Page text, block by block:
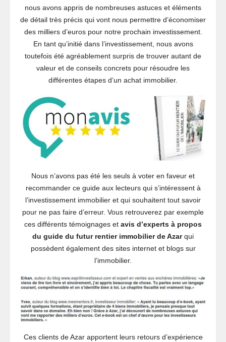
nous avons appris de nombreuses astuces et éléments
de détail très précis qui vont nous permettre d’économiser
des milliers d’euros pour notre prochain investissement.
En tant qu’initié dans l’investissement, nous avons
toutefois été agréablement surpris de trouver autant de
valeur et de conseils concrets pour résoudre les
différentes étapes d’un achat immobilier.
Nous n’avons pas été les seuls à voter en faveur et
recommander ce guide aux lecteurs qui s’intéressent à
l’investissement immobilier et qui souhaitent tout savoir
pour ne pas faire d’erreur. Vous retrouverez par exemple
ces différents témoignages et avis d’experts à propos
du guide du futur rentier immobilier de Azarqui
possèdent également des sites internet et blogs sur
l’immobilier.
Ces clients de Azar apportent leurs retours d’expérience